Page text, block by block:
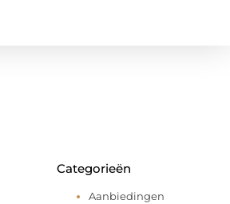
Categorieën
Aanbiedingen